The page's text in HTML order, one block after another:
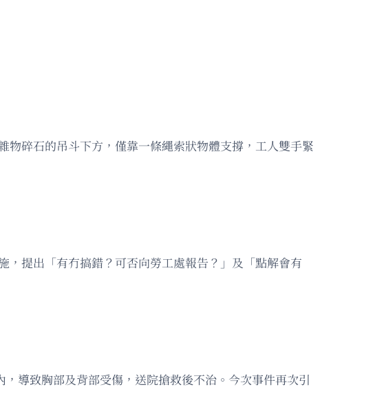
碎石的吊斗下方，僅靠一條繩索狀物體支撐，工人雙手緊
提出「有冇搞錯？可否向勞工處報告？」及「點解會有
導致胸部及背部受傷，送院搶救後不治。今次事件再次引